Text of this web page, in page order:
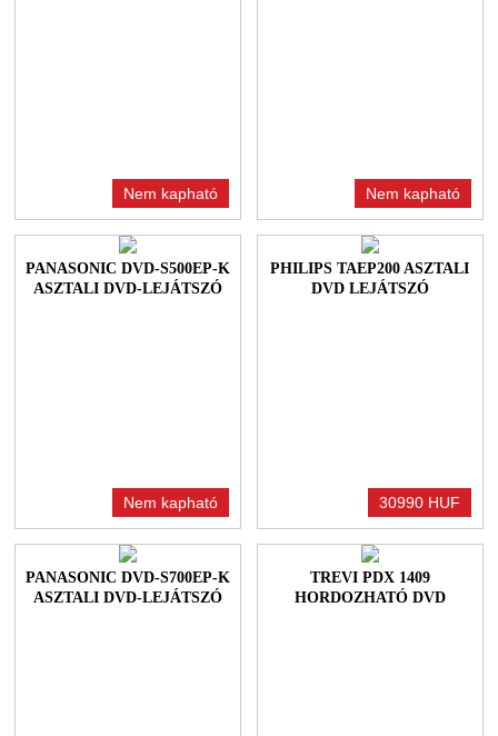
Nem kapható Nem kapható
PANASONIC DVD-S500EP-K
ASZTALI DVD-LEJÁTSZÓ
Nem kapható
PHILIPS TAEP200 ASZTALI
DVD LEJÁTSZÓ
30990 HUF
PANASONIC DVD-S700EP-K
ASZTALI DVD-LEJÁTSZÓ
TREVI PDX 1409
HORDOZHATÓ DVD